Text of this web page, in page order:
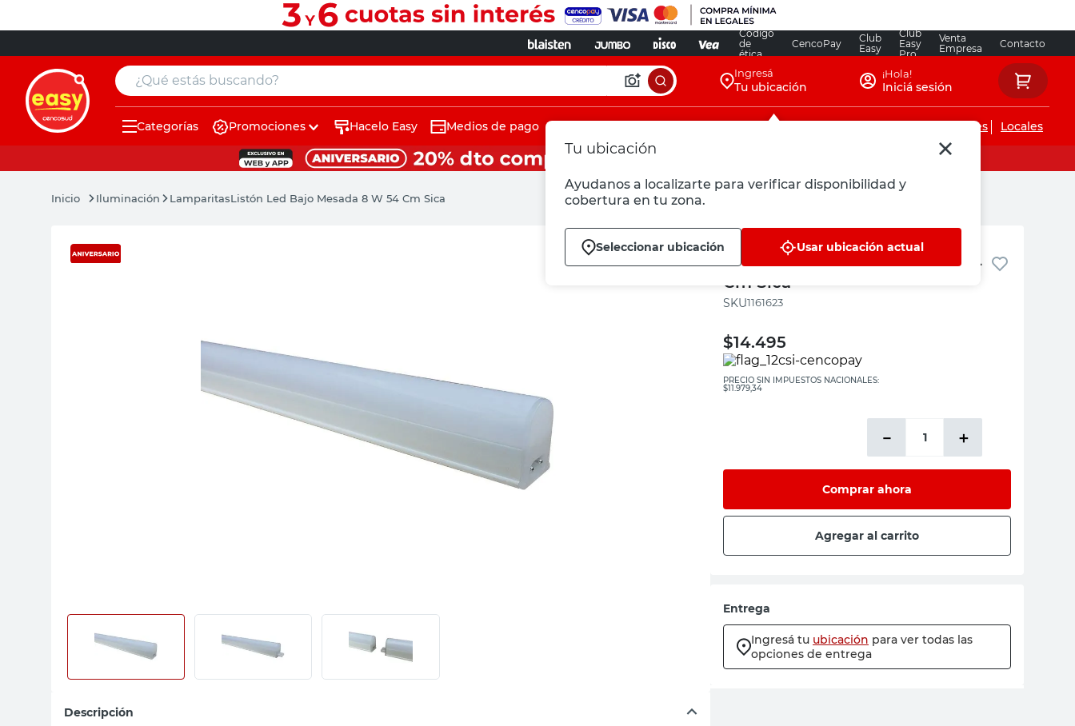
Código
de
ética
CencoPay
Club
Easy
Club
Easy
Pro
Venta
Empresa
Contacto
¿Qué estás buscando? Ingresá
Tu ubicación
Tu ubicación
Ayudanos a localizarte para verificar disponibilidad y
cobertura en tu zona.
Seleccionar ubicación Usar ubicación actual
¡Hola!
Iniciá sesión
Categorías Promociones Hacelo Easy Medios de pago Servicios de instalaciones Locales
Iluminación LamparitasListón Led Bajo Mesada 8 W 54 Cm Sica
Descripción
SICA
Listón Led Bajo Mesada 8 W 54
Cm Sica
:1161623
$14.495
PRECIO SIN IMPUESTOS NACIONALES:
$11.979,34
＋
－
Comprar ahora
Agregar al carrito
Entrega
Ingresá tu ubicación para ver todas las
opciones de entrega
muebles